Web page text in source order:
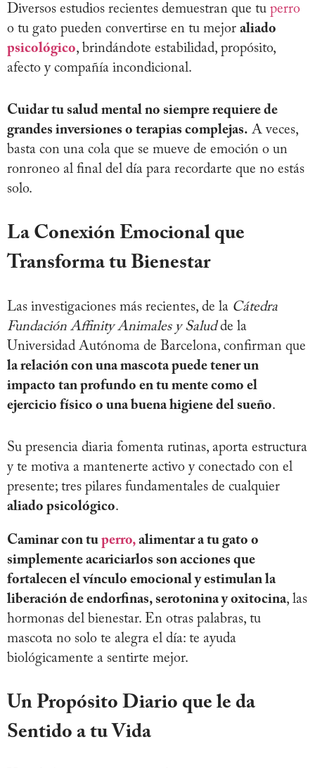
Diversos estudios recientes demuestran que tu perro
o tu gato pueden convertirse en tu mejor aliado
psicológico, brindándote estabilidad, propósito,
afecto y compañía incondicional.
Cuidar tu salud mental no siempre requiere de
grandes inversiones o terapias complejas. A veces,
basta con una cola que se mueve de emoción o un
ronroneo al final del día para recordarte que no estás
solo.
La Conexión Emocional que
Transforma tu Bienestar
Las investigaciones más recientes, de la Cátedra
Fundación Affinity Animales y Saludde la
Universidad Autónoma de Barcelona, confirman que
la relación con una mascota puede tener un
impacto tan profundo en tu mente como el
ejercicio físico o una buena higiene del sueño.
Su presencia diaria fomenta rutinas, aporta estructura
y te motiva a mantenerte activo y conectado con el
presente; tres pilares fundamentales de cualquier
aliado psicológico.
Caminar con tu perro, alimentar a tu gato o
simplemente acariciarlos son acciones que
fortalecen el vínculo emocional y estimulan la
liberación de endorfinas, serotonina y oxitocina, las
hormonas del bienestar. En otras palabras, tu
mascota no solo te alegra el día: te ayuda
biológicamente a sentirte mejor.
Un Propósito Diario que le da
Sentido a tu Vida